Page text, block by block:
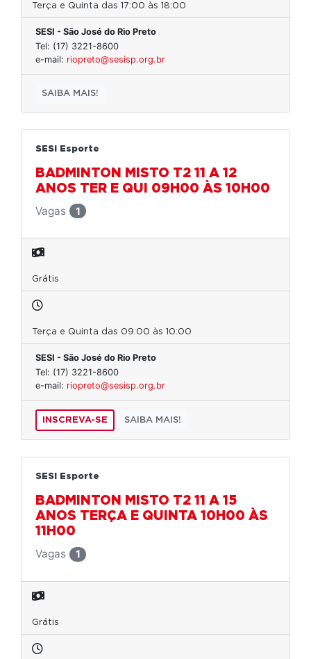
Terça e Quinta das 17:00 às 18:00
SESI - São José do Rio Preto
Tel: (17) 3221-8600
e-mail: riopreto@sesisp.org.br
SAIBA MAIS!
SESI Esporte
BADMINTON MISTO T2 11 A 12
ANOS TER E QUI 09H00 ÀS 10H00
Vagas
1
Grátis
Terça e Quinta das 09:00 às 10:00
SESI - São José do Rio Preto
Tel: (17) 3221-8600
e-mail: riopreto@sesisp.org.br
INSCREVA-SE SAIBA MAIS!
SESI Esporte
BADMINTON MISTO T2 11 A 15
ANOS TERÇA E QUINTA 10H00 ÀS
11H00
Vagas
1
Grátis